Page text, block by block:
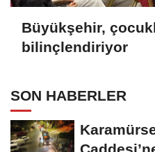
Büyükşehir,
bilinçlendiriyor
SON HABERLER